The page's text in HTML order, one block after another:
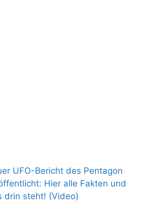
UFO-Bericht des Pentagon
Hier alle Fakten und
drin steht! (Video)